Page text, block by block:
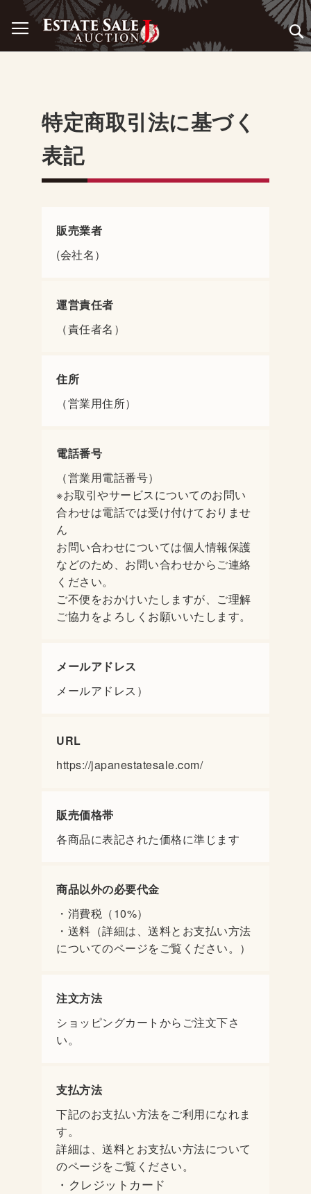
ン
特定商取引法に基づく
表記
販売業者
(会社名）
運営責任者
（責任者名）
住所
（営業用住所）
電話番号
（営業用電話番号）
※お取引やサービスについてのお問い
合わせは電話では受け付けておりませ
ん
お問い合わせについては個人情報保護
などのため、お問い合わせからご連絡
ください。
ご不便をおかけいたしますが、ご理解
ご協力をよろしくお願いいたします。
メールアドレス
メールアドレス）
URL
https://japanestatesale.com/
販売価格帯
各商品に表記された価格に準じます
商品以外の必要代金
・消費税（10%）
・送料（詳細は、送料とお支払い方法
についてのページをご覧ください。）
注文方法
ショッピングカートからご注文下さ
い。
支払方法
下記のお支払い方法をご利用になれま
す。
詳細は、送料とお支払い方法について
のページをご覧ください。
・クレジットカード